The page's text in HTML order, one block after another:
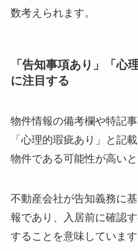
数考えられます。
「告知事項あり」「心
に注目する
物件情報の備考欄や特記
「心理的瑕疵あり」と記
物件である可能性が高いと
不動産会社が告知義務に
報であり、入居前に確認
することを意味しています